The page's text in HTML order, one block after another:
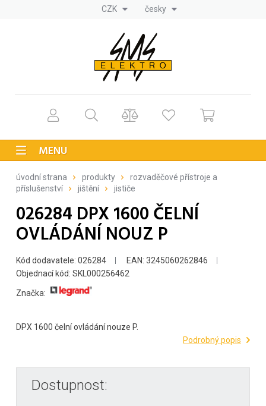
CZK česky
MENU
úvodní strana produkty
rozvaděčové přístroje a
příslušenství
jištění jističe
026284 DPX 1600 ČELNÍ
OVLÁDÁNÍ NOUZ P
Kód dodavatele: 026284
EAN: 3245060262846
Objednací kód: SKL000256462
Značka:
DPX 1600 čelní ovládání nouze P.
Podrobný popis
Dostupnost: